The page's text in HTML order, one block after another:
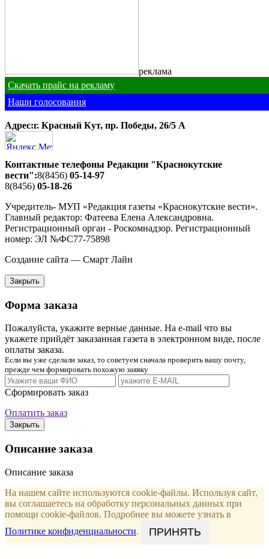
реклама
Скачать прайс на рекламу
Наши голосования
Адрес:г. Красный Кут, пр. Победы, 26/5 A
Контактные телефоны Редакции "Краснокутские
вести":8(8456) 05-14-97
8(8456) 05-18-26
Учредитель- МУП «Редакция газеты «Краснокутские вести».
Главный редактор: Фатеева Елена Александровна.
Регистрационный орган - Роскомнадзор. Регистрационный
номер: ЭЛ №ФС77-75898
Создание сайта — Смарт Лайн
Закрыть
Форма заказа
Пожалуйста, укажите верные данные. На e-mail что вы
укажете прийдёт заказанная газета в электронном виде, после
оплаты заказа.
Если вы уже сделали заказ, то советуем сначала проверить вашу почту,
прежде чем формировать похожую заявку
Сформировать заказ
Оплатить заказ
Закрыть
Описание заказа
Описание заказа
На нашем сайте используются cookie-файлы. Используя сайт,
вы соглашаетесь на обработку персональных данных при
помощи cookie-файлов. Подробнее вы можете узнать в
Политике конфиденциальности. ПРИНЯТЬ